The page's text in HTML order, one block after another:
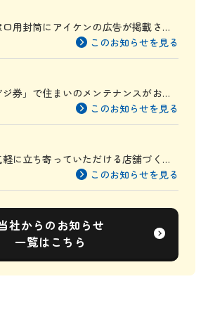
用封筒にアイケンの広告が掲載され
このお知らせを見る
券」で住まいのメンテナンスがお得
このお知らせを見る
に立ち寄っていただける店舗づくり
このお知らせを見る
社からのお知らせ
一覧はこちら